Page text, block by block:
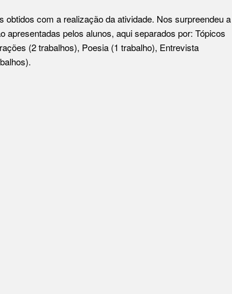
com a realização da atividade. Nos surpreendeu a
pelos alunos, aqui separados por: Tópicos
(2 trabalhos), Poesia (1 trabalho), Entrevista